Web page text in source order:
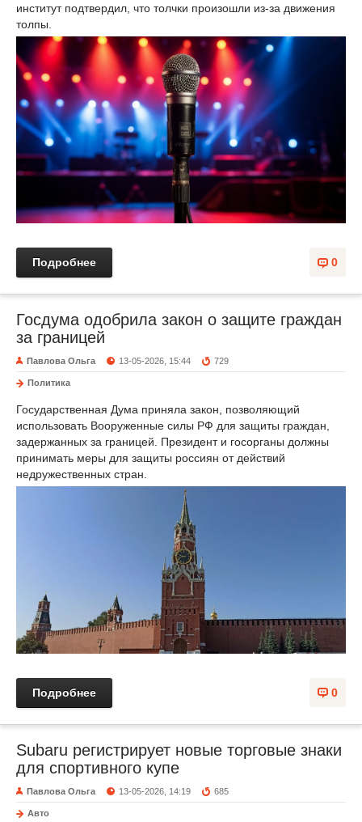
институт подтвердил, что толчки произошли из-за движения
толпы.
0
Подробнее
Госдума одобрила закон о защите граждан
за границей
Павлова Ольга 13-05-2026, 15:44 729
Политика
Государственная Дума приняла закон, позволяющий
использовать Вооруженные силы РФ для защиты граждан,
задержанных за границей. Президент и госорганы должны
принимать меры для защиты россиян от действий
недружественных стран.
0
Подробнее
Subaru регистрирует новые торговые знаки
для спортивного купе
Павлова Ольга 13-05-2026, 14:19 685
Авто